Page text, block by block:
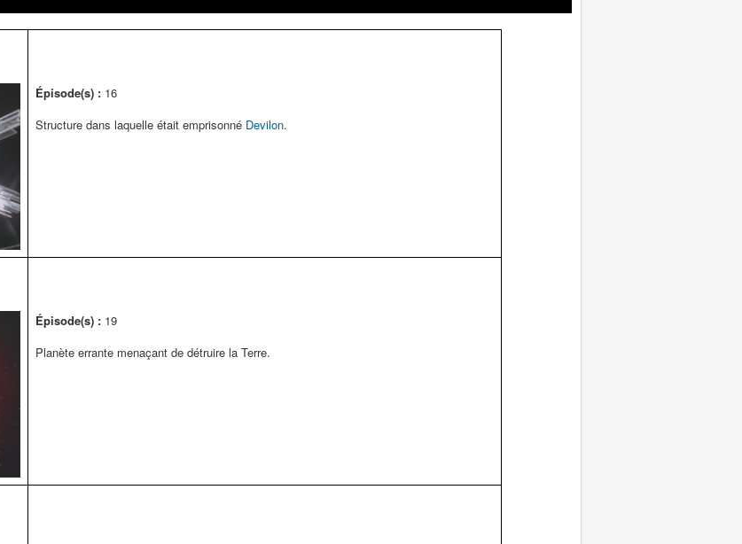
Épisode(s) : 16
Structure dans laquelle était emprisonné Devilon.
Épisode(s) : 19
Planète errante menaçant de détruire la Terre.